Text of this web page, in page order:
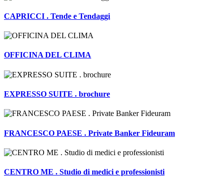
CAPRICCI . Tende e Tendaggi
OFFICINA DEL CLIMA
EXPRESSO SUITE . brochure
FRANCESCO PAESE . Private Banker Fideuram
CENTRO ME . Studio di medici e professionisti